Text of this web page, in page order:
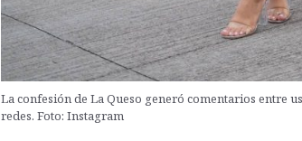
La confesión de La Queso generó comentarios entre
redes. Foto: Instagram